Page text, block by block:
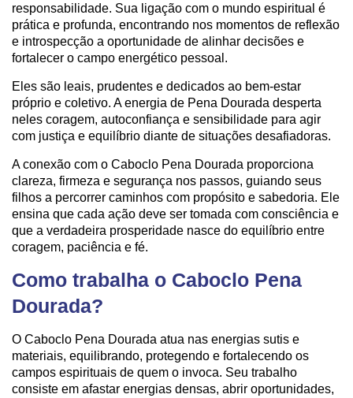
responsabilidade. Sua ligação com o mundo espiritual é
prática e profunda, encontrando nos momentos de reflexão
e introspecção a oportunidade de alinhar decisões e
fortalecer o campo energético pessoal.
Eles são leais, prudentes e dedicados ao bem-estar
próprio e coletivo. A energia de Pena Dourada desperta
neles coragem, autoconfiança e sensibilidade para agir
com justiça e equilíbrio diante de situações desafiadoras.
A conexão com o Caboclo Pena Dourada proporciona
clareza, firmeza e segurança nos passos, guiando seus
filhos a percorrer caminhos com propósito e sabedoria. Ele
ensina que cada ação deve ser tomada com consciência e
que a verdadeira prosperidade nasce do equilíbrio entre
coragem, paciência e fé.
Como trabalha o Caboclo Pena
Dourada?
O Caboclo Pena Dourada atua nas energias sutis e
materiais, equilibrando, protegendo e fortalecendo os
campos espirituais de quem o invoca. Seu trabalho
consiste em afastar energias densas, abrir oportunidades,